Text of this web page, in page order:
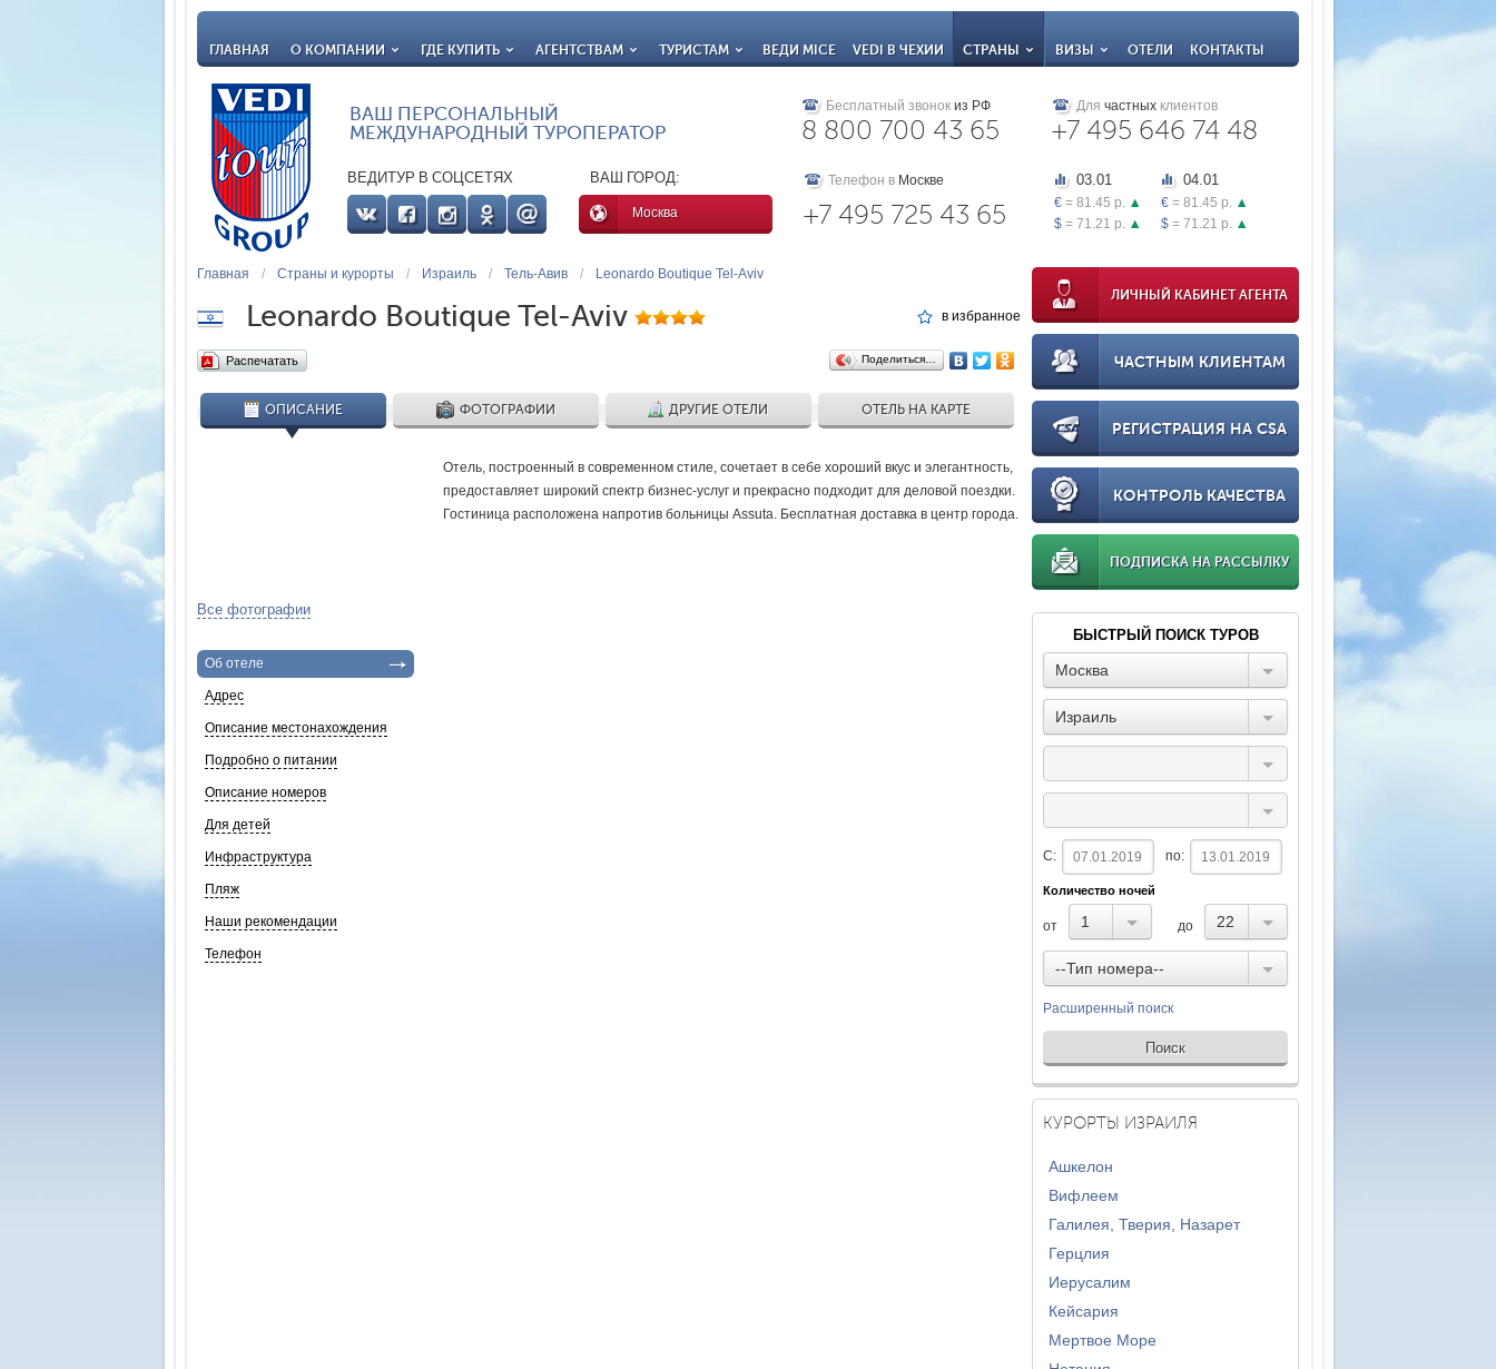
ГЛАВНАЯ О КОМПАНИИ ГДЕ КУПИТЬ АГЕНТСТВАМ ТУРИСТАМ ВЕДИ MICE VEDI В ЧЕХИИ СТРАНЫ ВИЗЫ ОТЕЛИ КОНТАКТЫ
ВАШ ПЕРСОНАЛЬНЫЙ
МЕЖДУНАРОДНЫЙ ТУРОПЕРАТОР
Бесплатный звонок из РФ
8 800 700 43 65
Для частных клиентов
+7 495 646 74 48
ВЕДИТУР В СОЦСЕТЯХ ВАШ ГОРОД:
Москва
Телефон в Москве
+7 495 725 43 65
03.01
€ = 81.45 р.
$ = 71.21 р.
04.01
€ = 81.45 р.
$ = 71.21 р.
Главная / Страны и курорты / Израиль / Тель-Авив / Leonardo Boutique Tel-Aviv
Leonardo Boutique Tel-Aviv в избранное
Распечатать Поделиться…
ОПИСАНИЕ ФОТОГРАФИИ ДРУГИЕ ОТЕЛИ ОТЕЛЬ НА КАРТЕ
Все фотографии
Об отеле
Адрес
Описание местонахождения
Подробно о питании
Описание номеров
Для детей
Инфраструктура
Пляж
Наши рекомендации
Телефон
Отель, построенный в современном стиле, сочетает в себе хороший вкус и элегантность,
предоставляет широкий спектр бизнес-услуг и прекрасно подходит для деловой поездки.
Гостиница расположена напротив больницы Assuta. Бесплатная доставка в центр города.
ЛИЧНЫЙ КАБИНЕТ АГЕНТА
ЧАСТНЫМ КЛИЕНТАМ
РЕГИСТРАЦИЯ НА CSA
КОНТРОЛЬ КАЧЕСТВА
ПОДПИСКА НА РАССЫЛКУ
БЫСТРЫЙ ПОИСК ТУРОВ
Москва
Израиль
С: по:
Количество ночей
от 1 до 22
--Тип номера--
Расширенный поиск
КУРОРТЫ ИЗРАИЛЯ
Ашкелон
Вифлеем
Галилея, Тверия, Назарет
Герцлия
Иерусалим
Кейсария
Мертвое Море